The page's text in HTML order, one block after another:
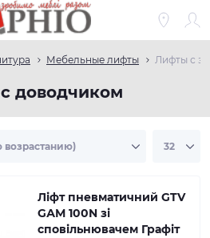
Мебельные лифты Лифты с
доводчиком
Ліфт пневматичний GTV
GАМ 100N зі
сповільнювачем Графіт